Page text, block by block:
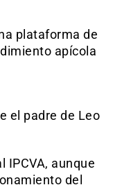
plataforma de
apícola
el padre de Leo
IPCVA, aunque
del